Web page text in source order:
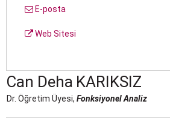
E-posta
Web Sitesi
Can Deha KARIKSIZ
Dr. Öğretim Üyesi, Fonksiyonel Analiz